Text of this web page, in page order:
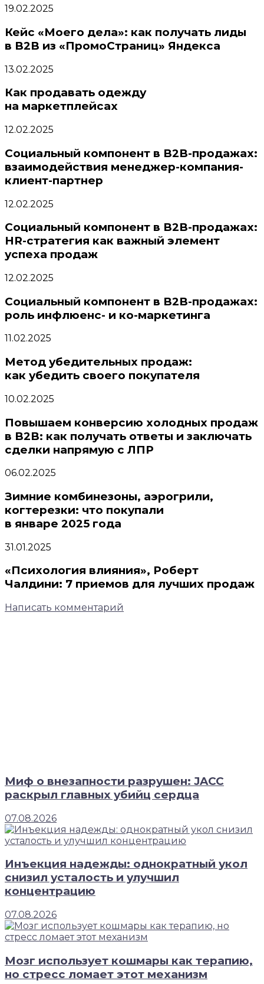
19.02.2025
Кейс «Моего дела»: как получать лиды
в B2B из «ПромоСтраниц» Яндекса
13.02.2025
Как продавать одежду
на маркетплейсах
12.02.2025
Социальный компонент в B2B-продажах:
взаимодействия менеджер-компания-
клиент-партнер
12.02.2025
Социальный компонент в B2B-продажах:
HR-стратегия как важный элемент
успеха продаж
12.02.2025
Социальный компонент в B2B-продажах:
роль инфлюенс- и ко-маркетинга
11.02.2025
Метод убедительных продаж:
как убедить своего покупателя
10.02.2025
Повышаем конверсию холодных продаж
в B2B: как получать ответы и заключать
сделки напрямую с ЛПР
06.02.2025
Зимние комбинезоны, аэрогрили,
когтерезки: что покупали
в январе 2025 года
31.01.2025
«Психология влияния», Роберт
Чалдини: 7 приемов для лучших продаж
Написать комментарий
Миф о внезапности разрушен: JACC
раскрыл главных убийц сердца
07.08.2026
Инъекция надежды: однократный укол
снизил усталость и улучшил
концентрацию
07.08.2026
Мозг использует кошмары как терапию,
но стресс ломает этот механизм